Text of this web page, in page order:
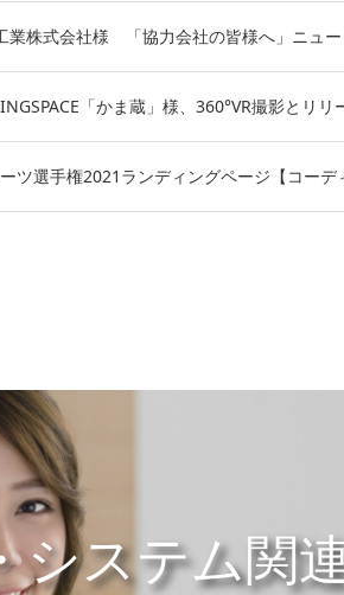
業株式会社様 「協力会社の皆様へ」ニュ
「かま蔵」様、360°VR撮影とリ
ツ選手権2021ランディングページ【コーデ
システム関